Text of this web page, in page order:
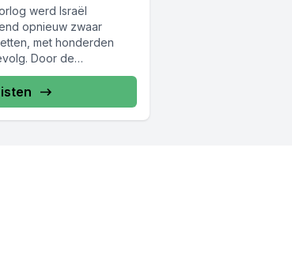
werd Israël
opnieuw zwaar
met honderden
Door de
Iran is...